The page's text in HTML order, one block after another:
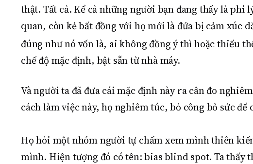
thật. Tất cả. Kể cả những người bạn đang thấy là
quan, còn kẻ bất đồng với họ mới là đứa bị cảm xúc
đúng như nó vốn là, ai không đồng ý thì hoặc thiếu
chế độ mặc định, bật sẵn từ nhà máy.
Và người ta đã đưa cái mặc định này ra cân đo
cách làm việc này, họ nghiêm túc, bỏ công bỏ sức
Họ hỏi một nhóm người tự chấm xem mình thiên
mình. Hiện tượng đó có tên: bias blind spot. Ta